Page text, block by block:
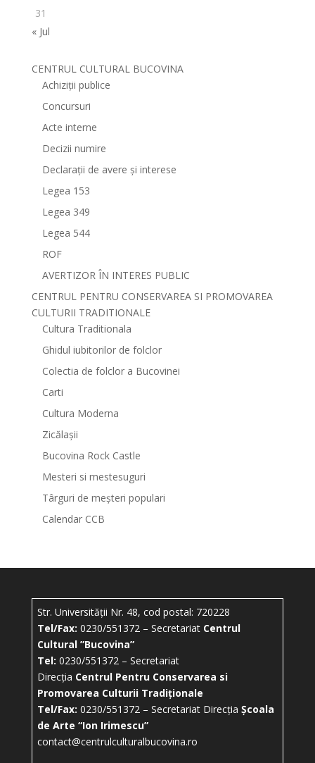
31
« Jul
CENTRUL CULTURAL BUCOVINA
Achiziții publice
Concursuri
Acte interne
Decizii numire
Declarații de avere și interese
Legea 153
Legea 349
Legea 544
ROF
AVERTIZOR ÎN INTERES PUBLIC
CENTRUL PENTRU CONSERVAREA SI PROMOVAREA
CULTURII TRADITIONALE
Cultura Traditionala
Ghidul iubitorilor de folclor
Colectia de folclor a Bucovinei
Carti
Cultura Moderna
Zicălașii
Bucovina Rock Castle
Mesteri si mestesuguri
Târguri de meșteri populari
Calendar CCB
Str. Universității Nr. 48, cod postal: 720228
Tel/Fax: 0230/551372 – Secretariat Centrul
Cultural ”Bucovina”
Tel: 0230/551372 – Secretariat
Direcția Centrul Pentru Conservarea si
Promovarea Culturii Tradiționale
Tel/Fax: 0230/551372 – Secretariat Direcția Școala
de Arte “Ion Irimescu”
contact@centrulculturalbucovina.ro